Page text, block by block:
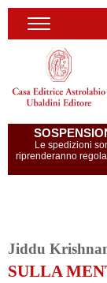
Le spedizioni
riprenderanno
Jiddu
SULLA